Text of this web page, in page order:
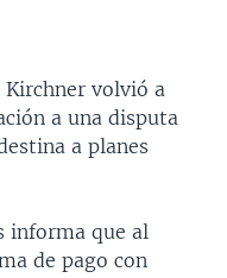
volvió a
a una disputa
a planes
informa que al
de pago con